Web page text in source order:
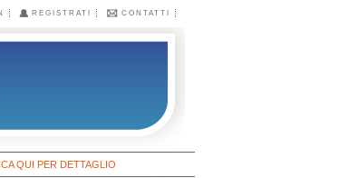
REGISTRATI CONTATTI
PER DETTAGLIO